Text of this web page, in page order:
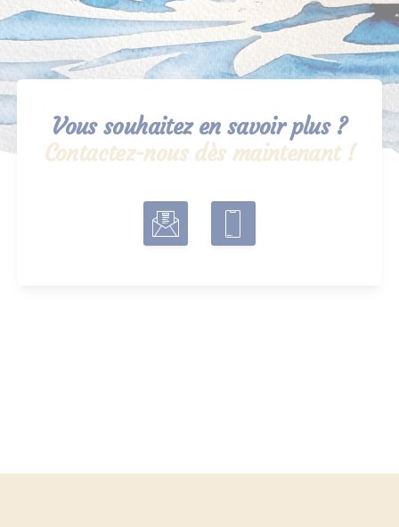
Vous souhaitez en savoir plus ?
Contactez-nous dès maintenant !